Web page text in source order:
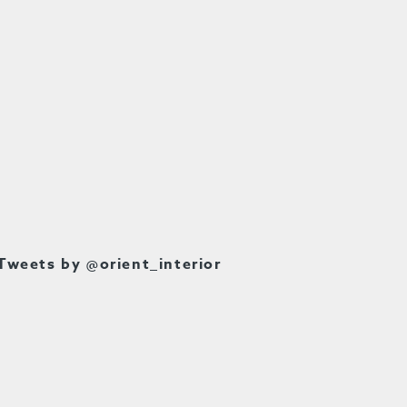
by @orient_interior